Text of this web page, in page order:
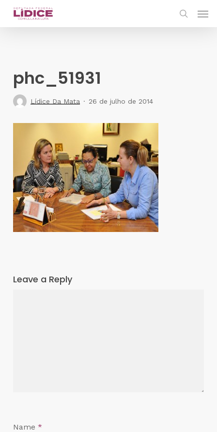
Skip
phc_51931
Lídice Da Mata 26 de julho de 2014
Leave a Reply
Name *